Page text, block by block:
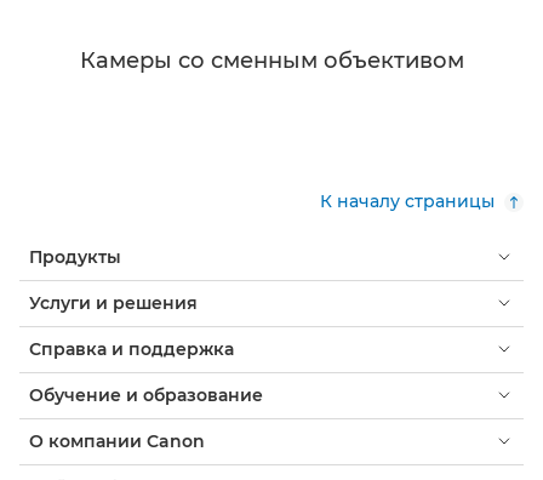
Камеры со сменным объективом
К началу страницы
Продукты
Услуги и решения
Справка и поддержка
Обучение и образование
О компании Canon